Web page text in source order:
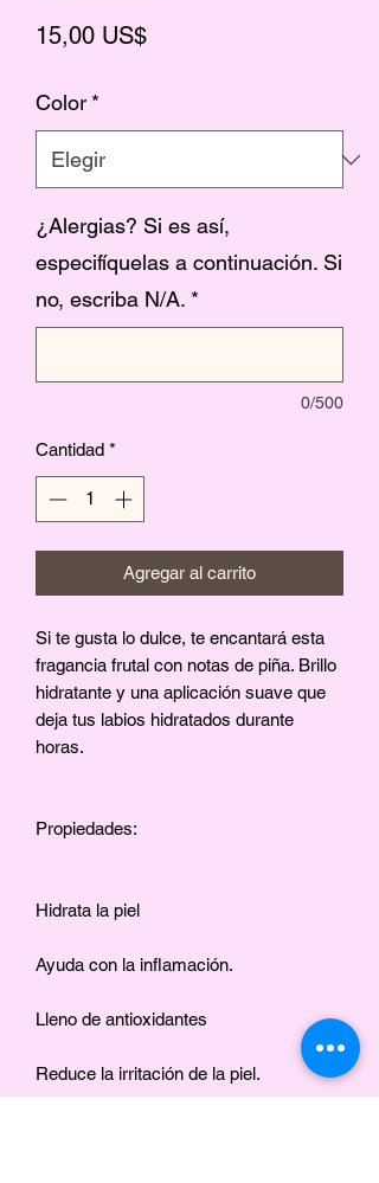
15,00 US$Precio
Color *
¿Alergias? Si es así,
especifíquelas a continuación. Si
no, escriba N/A. *
0/500
Cantidad *
Agregar al carrito
Si te gusta lo dulce, te encantará esta
fragancia frutal con notas de piña. Brillo
hidratante y una aplicación suave que
deja tus labios hidratados durante
horas.
Propiedades:
Hidrata la piel
Ayuda con la inflamación.
Lleno de antioxidantes
Reduce la irritación de la piel.